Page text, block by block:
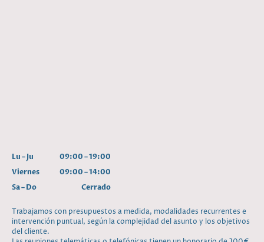
Lu–Ju 09:00–19:00
Viernes
09:00–14:00
Sa–Do Cerrado
Trabajamos con presupuestos a medida, modalidades recurrentes e
intervención puntual, según la complejidad del asunto y los objetivos
del cliente.